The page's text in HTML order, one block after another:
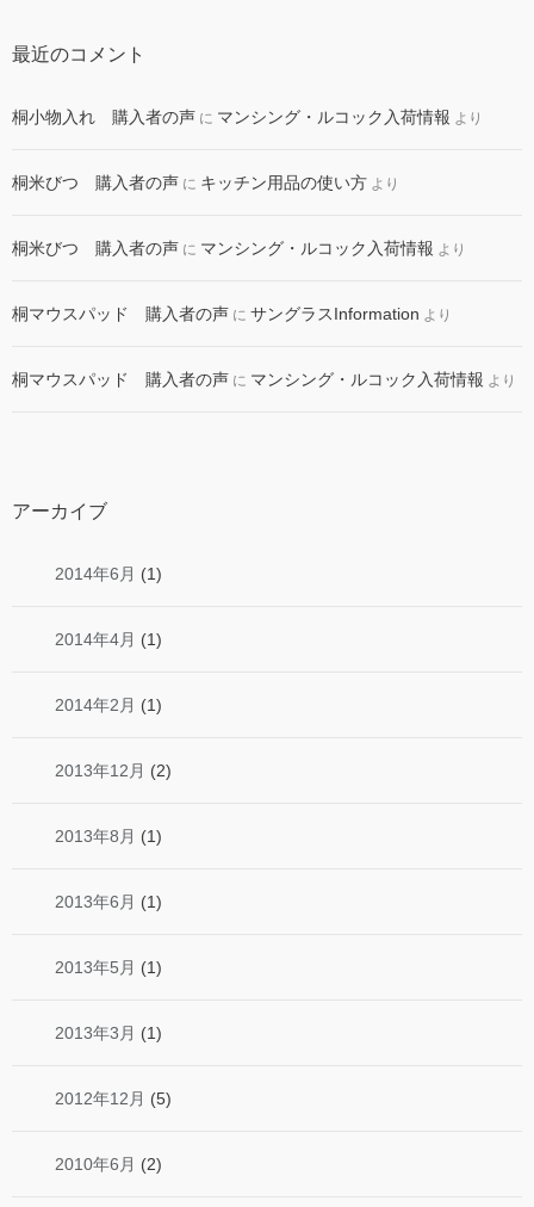
最近のコメント
桐小物入れ 購入者の声 に マンシング・ルコック入荷情報 より
桐米びつ 購入者の声 に キッチン用品の使い方 より
桐米びつ 購入者の声 に マンシング・ルコック入荷情報 より
桐マウスパッド 購入者の声 に サングラスInformation より
桐マウスパッド 購入者の声 に マンシング・ルコック入荷情報 より
アーカイブ
2014年6月 (1)
2014年4月 (1)
2014年2月 (1)
2013年12月 (2)
2013年8月 (1)
2013年6月 (1)
2013年5月 (1)
2013年3月 (1)
2012年12月 (5)
2010年6月 (2)